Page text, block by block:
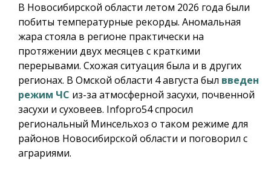
В Новосибирской области летом 2026 года были
побиты температурные рекорды. Аномальная
жара стояла в регионе практически на
протяжении двух месяцев с краткими
перерывами. Схожая ситуация была и в других
регионах. В Омской области 4 августа был введен
режим ЧС из-за атмосферной засухи, почвенной
засухи и суховеев. Infopro54спросил
региональный Минсельхоз о таком режиме для
районов Новосибирской области и поговорил с
аграриями.